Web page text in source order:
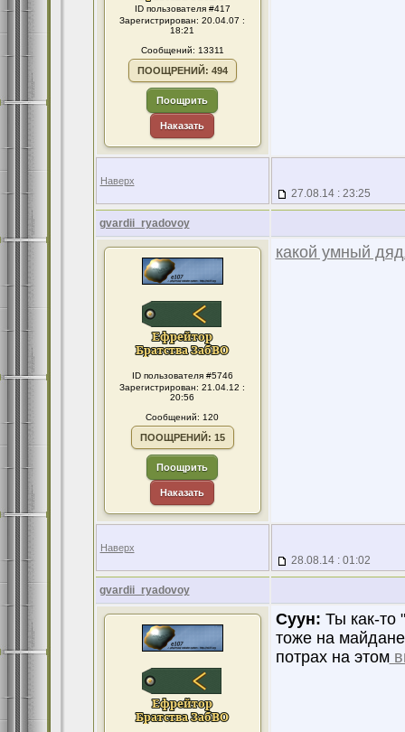
ID пользователя #417
Зарегистрирован: 20.04.07 :
18:21
Сообщений: 13311
ПООЩРЕНИЙ: 494
Поощрить
Наказать
Наверх
27.08.14 : 23:25
gvardii_ryadovoy
ID пользователя #5746
Зарегистрирован: 21.04.12 :
20:56
Сообщений: 120
ПООЩРЕНИЙ: 15
Поощрить
Наказать
какой умный
Наверх
28.08.14 : 01:02
gvardii_ryadovoy
Суун: Ты как-то
тоже на
потрах на этом